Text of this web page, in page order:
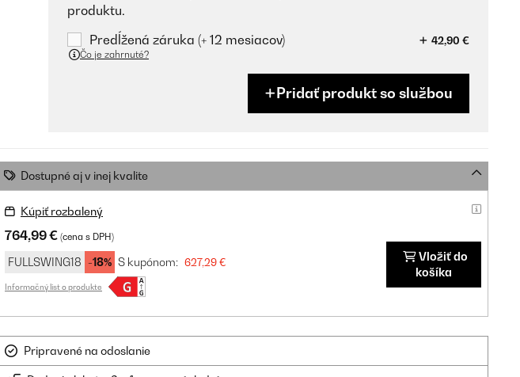
produktu.
Predĺžená záruka (+ 12 mesiacov)
42,90 €
Čo je zahrnuté?
Pridať produkt so službou
Dostupné aj v inej kvalite
Kúpiť rozbalený
764,99 € (cena s DPH)
FULLSWING18 -18% S kupónom: 627,29 €
Informačný list o produkte
Vložiť do
košíka
Pripravené na odoslanie